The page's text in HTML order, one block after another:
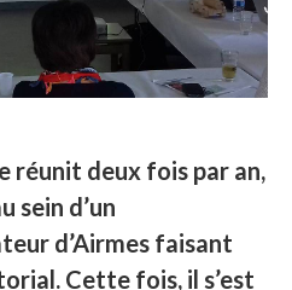
réunit deux fois par an,
sein d’un
d’Airmes faisant
Cette fois, il s’est